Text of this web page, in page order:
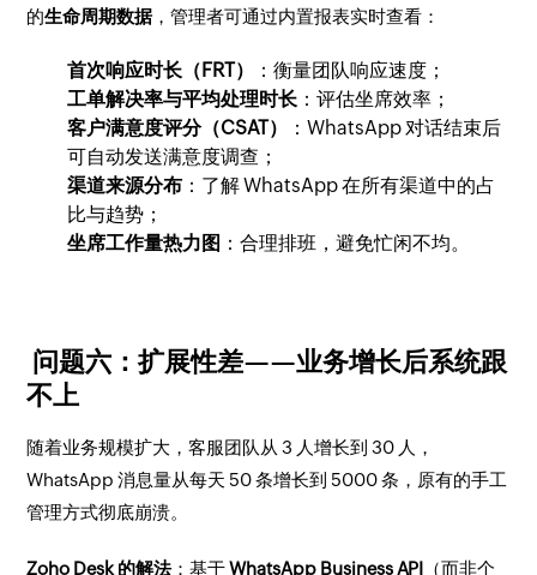
的生命周期数据 ，管理者可通过内置报表实时查看：
首次响应时长（FRT）
：衡量团队响应速度；
工单解决率与平均处理时长 ：评估坐席效率；
客户满意度评分（CSAT）
：WhatsApp 对话结束后
可自动发送满意度调查；
渠道来源分布 ：了解 WhatsApp 在所有渠道中的占
比与趋势；
坐席工作量热力图 ：合理排班，避免忙闲不均。
问题六：扩展性差——业务增长后系统跟
不上
随着业务规模扩大，客服团队从 3 人增长到 30 人，
WhatsApp 消息量从每天 50 条增长到 5000 条，原有的手工
管理方式彻底崩溃。
Zoho Desk 的解法：基于WhatsApp Business API （而非个